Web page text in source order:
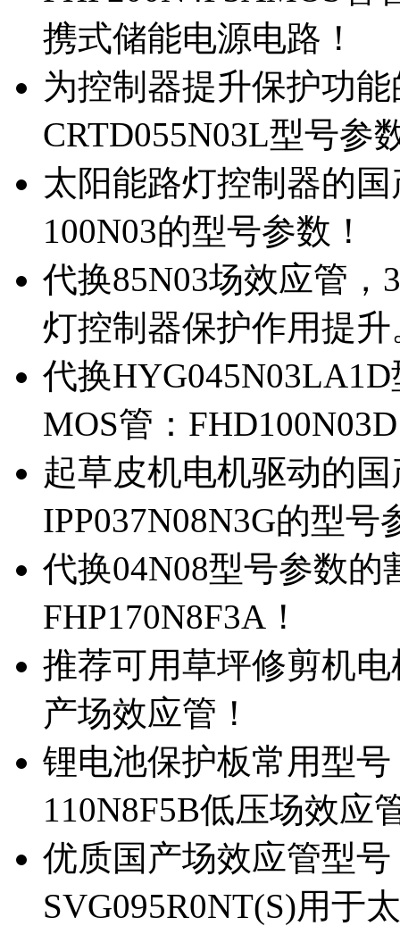
携式储能电源电路！
为控制器提升保护功
CRTD055N03L型号参
太阳能路灯控制器的
100N03的型号参数！
代换85N03场效应管
灯控制器保护作用提升
代换
MOS管：
起草皮机电机驱动的
IPP037N08N3G的型号
代换04N08型号参数
FHP170N8F3A！
推荐可用草坪修剪机电
产场效应管！
锂电池保护板常用型号
110N8F5B低压场效应
优质国产场效应管型
SVG095R0NT(S)用于